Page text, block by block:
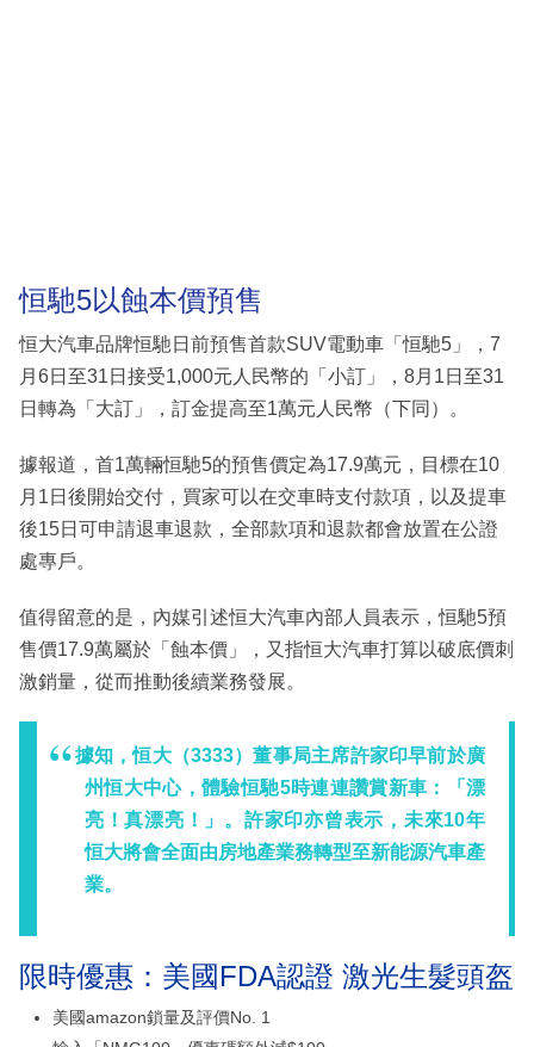
恒馳5以蝕本價預售
恒大汽車品牌恒馳日前預售首款SUV電動車「恒馳5」，7
月6日至31日接受1,000元人民幣的「小訂」，8月1日至31
日轉為「大訂」，訂金提高至1萬元人民幣（下同）。
據報道，首1萬輛恒馳5的預售價定為17.9萬元，目標在10
月1日後開始交付，買家可以在交車時支付款項，以及提車
後15日可申請退車退款，全部款項和退款都會放置在公證
處專戶。
值得留意的是，內媒引述恒大汽車內部人員表示，恒馳5預
售價17.9萬屬於「蝕本價」，又指恒大汽車打算以破底價刺
激銷量，從而推動後續業務發展。
據知，恒大（3333）董事局主席許家印早前於廣
州恒大中心，體驗恒馳5時連連讚賞新車：「漂
亮！真漂亮！」。許家印亦曾表示，未來10年
恒大將會全面由房地產業務轉型至新能源汽車產
業。
限時優惠：美國FDA認證 激光生髮頭盔
美國amazon鎖量及評價No. 1